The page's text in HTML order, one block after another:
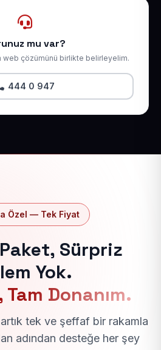
mu var?
web çözümünü birlikte belirleyelim.
444 0 947
Özel — Tek Fiyat
Sürpriz
Yok.
Donanım.
tek ve şeffaf bir rakamla
adından desteğe her şey